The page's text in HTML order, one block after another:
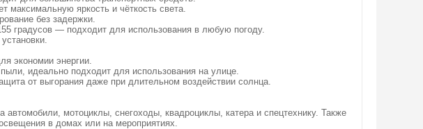
максимальную яркость и чёткость света.
без задержки.
градусов — подходит для использования в любую погоду.
экономии энергии.
идеально подходит для использования на улице.
от выгорания даже при длительном воздействии солнца.
автомобили, мотоциклы, снегоходы, квадроциклы, катера и спецтехнику. Также
в домах или на мероприятиях.